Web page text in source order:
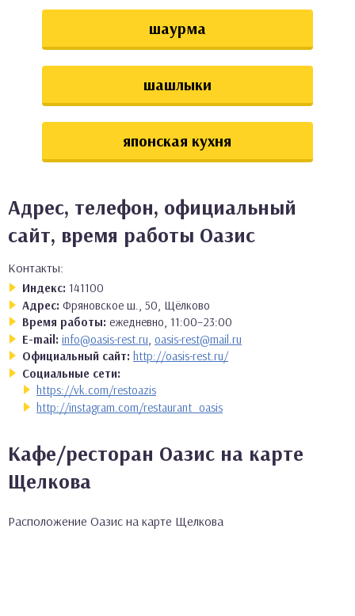
шаурма
шашлыки
японская кухня
Адрес, телефон, официальный
сайт, время работы Оазис
Контакты:
Индекс: 141100
Адрес: Фряновское ш., 50, Щёлково
Время работы: ежедневно, 11:00–23:00
E-mail: info@oasis-rest.ru oasis-rest@mail.ru
Официальный сайт: http://oasis-rest.ru/
Социальные сети:
https://vk.com/restoazis
http://instagram.com/restaurant_oasis
Кафе/ресторан Оазис на карте
Щелкова
Расположение Оазис на карте Щелкова